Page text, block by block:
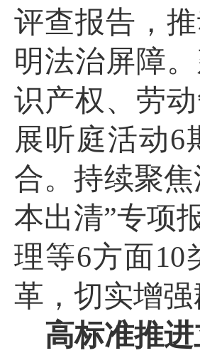
评查报告，
明法治屏障
识产权、劳
展听庭活动6
合。持续聚
本出清”专项
理等6方面10
革，切实增
高标准推